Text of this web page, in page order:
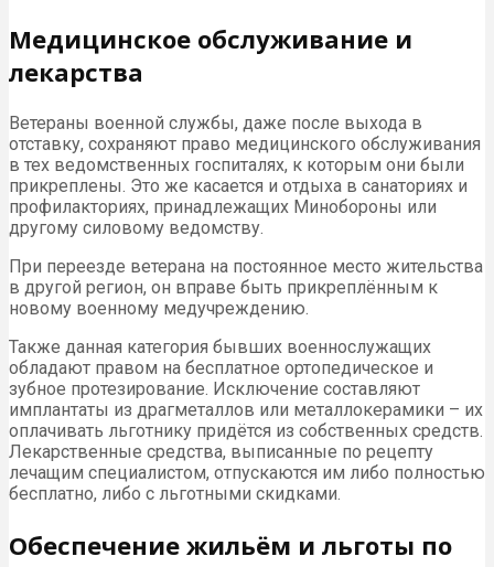
Медицинское обслуживание и
лекарства
Ветераны военной службы, даже после выхода в
отставку, сохраняют право медицинского обслуживания
в тех ведомственных госпиталях, к которым они были
прикреплены. Это же касается и отдыха в санаториях и
профилакториях, принадлежащих Минобороны или
другому силовому ведомству.
При переезде ветерана на постоянное место жительства
в другой регион, он вправе быть прикреплённым к
новому военному медучреждению.
Также данная категория бывших военнослужащих
обладают правом на бесплатное ортопедическое и
зубное протезирование. Исключение составляют
имплантаты из драгметаллов или металлокерамики – их
оплачивать льготнику придётся из собственных средств.
Лекарственные средства, выписанные по рецепту
лечащим специалистом, отпускаются им либо полностью
бесплатно, либо с льготными скидками.
Обеспечение жильём и льготы по